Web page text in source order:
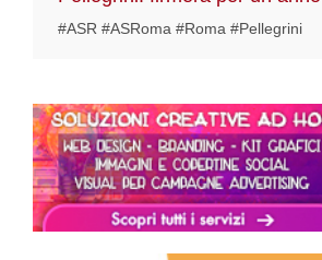
#ASR #ASRoma #Roma #Pellegrini